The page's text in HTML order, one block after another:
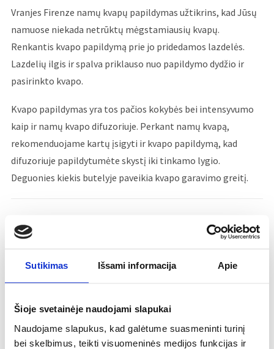
Sutikimas Išsami informacija Apie
Šioje svetainėje naudojami slapukai
Naudojame slapukus, kad galėtume suasmeninti turinį
bei skelbimus, teikti visuomeninės medijos funkcijas ir
Vranjes Firenze namų kvapų papildymas užtikrins, kad Jūsų
namuose niekada netrūktų mėgstamiausių kvapų.
Renkantis kvapo papildymą prie jo pridedamos lazdelės.
Lazdelių ilgis ir spalva priklauso nuo papildymo dydžio ir
pasirinkto kvapo.
Kvapo papildymas yra tos pačios kokybės bei intensyvumo
kaip ir namų kvapo difuzoriuje. Perkant namų kvapą,
rekomenduojame kartų įsigyti ir kvapo papildymą, kad
difuzoriuje papildytumėte skystį iki tinkamo lygio.
Deguonies kiekis butelyje paveikia kvapo garavimo greitį.
PAPILDYMAS SU LAZDELĖMIS
Į KREPŠELĮ